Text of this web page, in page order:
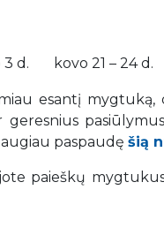
3 d. kovo 21 – 24 d.
esantį mygtuką,
paspaudę šią
paieškų